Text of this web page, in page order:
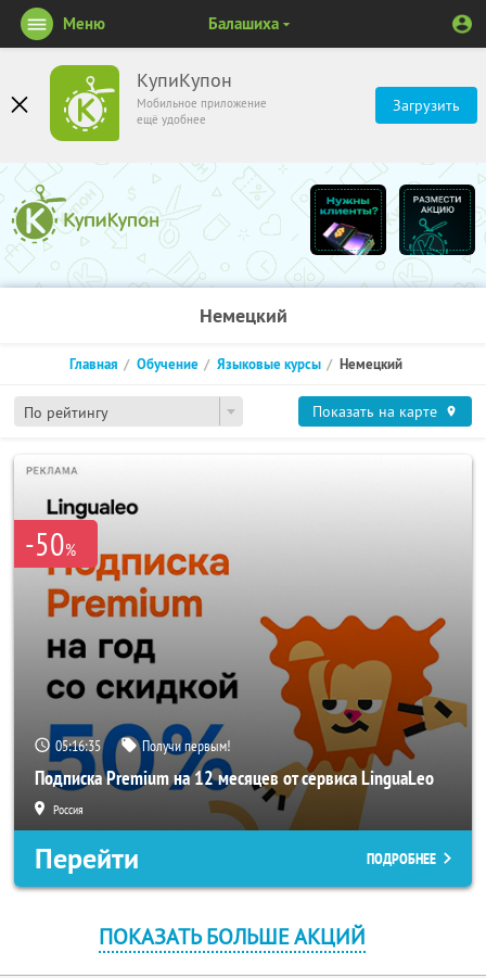
КупиКупон
Мобильное приложение
ещё удобнее
Загрузить
Меню Балашиха
Немецкий
По рейтингу
Главная Обучение Языковые курсы Немецкий
Показать на карте
-50%
05:16:35 Получи первым!
Подписка Premium на 12 месяцев от сервиса LinguaLeo
Россия
Перейти ПОДРОБНЕЕ
ПОКАЗАТЬ БОЛЬШЕ АКЦИЙ